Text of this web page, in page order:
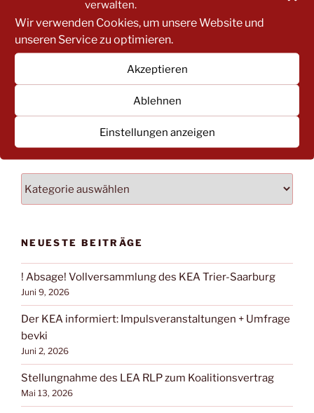
verwalten.
Wir verwenden Cookies, um unsere Website und
unseren Service zu optimieren.
Akzeptieren
Ablehnen
Einstellungen anzeigen
BEITRAGSKATEGORIEN
NEUESTE BEITRÄGE
! Absage! Vollversammlung des KEA Trier-Saarburg
Juni 9, 2026
Der KEA informiert: Impulsveranstaltungen + Umfrage
bevki
Juni 2, 2026
Stellungnahme des LEA RLP zum Koalitionsvertrag
Mai 13, 2026